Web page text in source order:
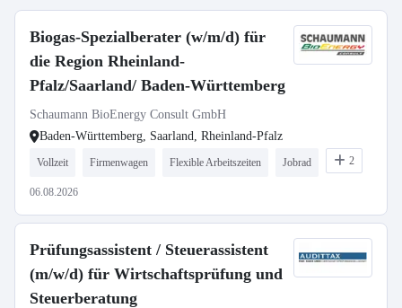
Biogas-Spezialberater (w/m/d) für
die Region Rheinland-
Pfalz/Saarland/ Baden-Württemberg
Schaumann BioEnergy Consult GmbH
Baden-Württemberg, Saarland, Rheinland-Pfalz
Vollzeit Firmenwagen Flexible Arbeitszeiten Jobrad 2
06.08.2026
Prüfungsassistent / Steuerassistent
(m/w/d) für Wirtschaftsprüfung und
Steuerberatung